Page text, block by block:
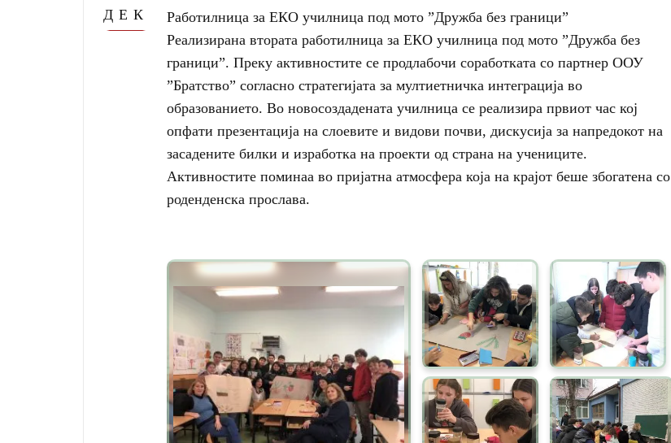
ДЕК
Работилница за ЕКО училница под мото ”Дружба без граници”
Реализирана втората работилница за ЕКО училница под мото ”Дружба без
граници”. Преку активностите се продлабочи соработката со партнер ООУ
”Братство” согласно стратегијата за мултиетничка интеграција во
образованието. Во новосоздадената училница се реализира првиот час кој
опфати презентација на слоевите и видови почви, дискусија за напредокот на
засадените билки и изработка на проекти од страна на учениците.
Активностите поминаа во пријатна атмосфера која на крајот беше збогатена со
роденденска прослава.